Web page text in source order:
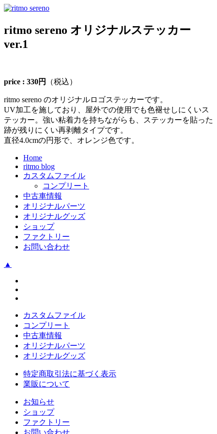
ritmo sereno オリジナルステッカー
ver.1
price : 330円 （税込）
ritmo sereno のオリジナルロゴステッカーです。
UV加工を施しており、屋外での使用でも色褪せしにくいス
テッカー。強い粘着力を持ちながらも、ステッカーを貼った
跡が残りにくい再剥離タイプです。
直径4.0cmの円形で、オレンジ色です。
Home
ritmo blog
カスタムファイル
コンプリート
中古車情報
オリジナルパーツ
オリジナルグッズ
ショップ
ファクトリー
お問い合わせ
▲
カスタムファイル
コンプリート
中古車情報
オリジナルパーツ
オリジナルグッズ
特定商取引法に基づく表示
業販について
お知らせ
ショップ
ファクトリー
お問い合わせ